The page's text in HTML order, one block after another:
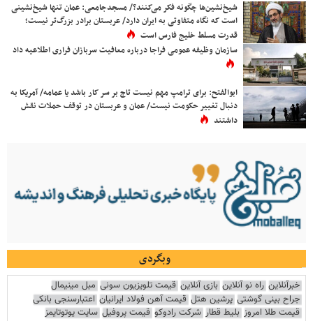
شیخ‌نشین‌ها چگونه فکر می‌کنند؟/ مسجدجامعی: عمان تنها شیخ‌نشینی
است که نگاه متفاوتی به ایران دارد/ عربستان برادر بزرگ‌تر نیست؛
قدرت مسلط خلیج فارس است
سازمان وظیفه عمومی فراجا درباره معافیت سربازان فراری اطلاعیه داد
ابوالفتح: برای ترامپ مهم نیست تاج بر سر کار باشد یا عمامه/ آمریکا به
دنبال تغییر حکومت نیست/ عمان و عربستان در توقف حملات نقش
داشتند
وبگردی
خبرآنلاین راه نو آنلاین بازی آنلاین قیمت تلویزیون سونی مبل مینیمال
جراح بینی گوشتی پرشین هتل قیمت آهن فولاد ایرانیان اعتبارسنجی بانکی
قیمت طلا امروز بلیط قطار شرکت رادوکو قیمت پروفیل سایت یوتوتایمز